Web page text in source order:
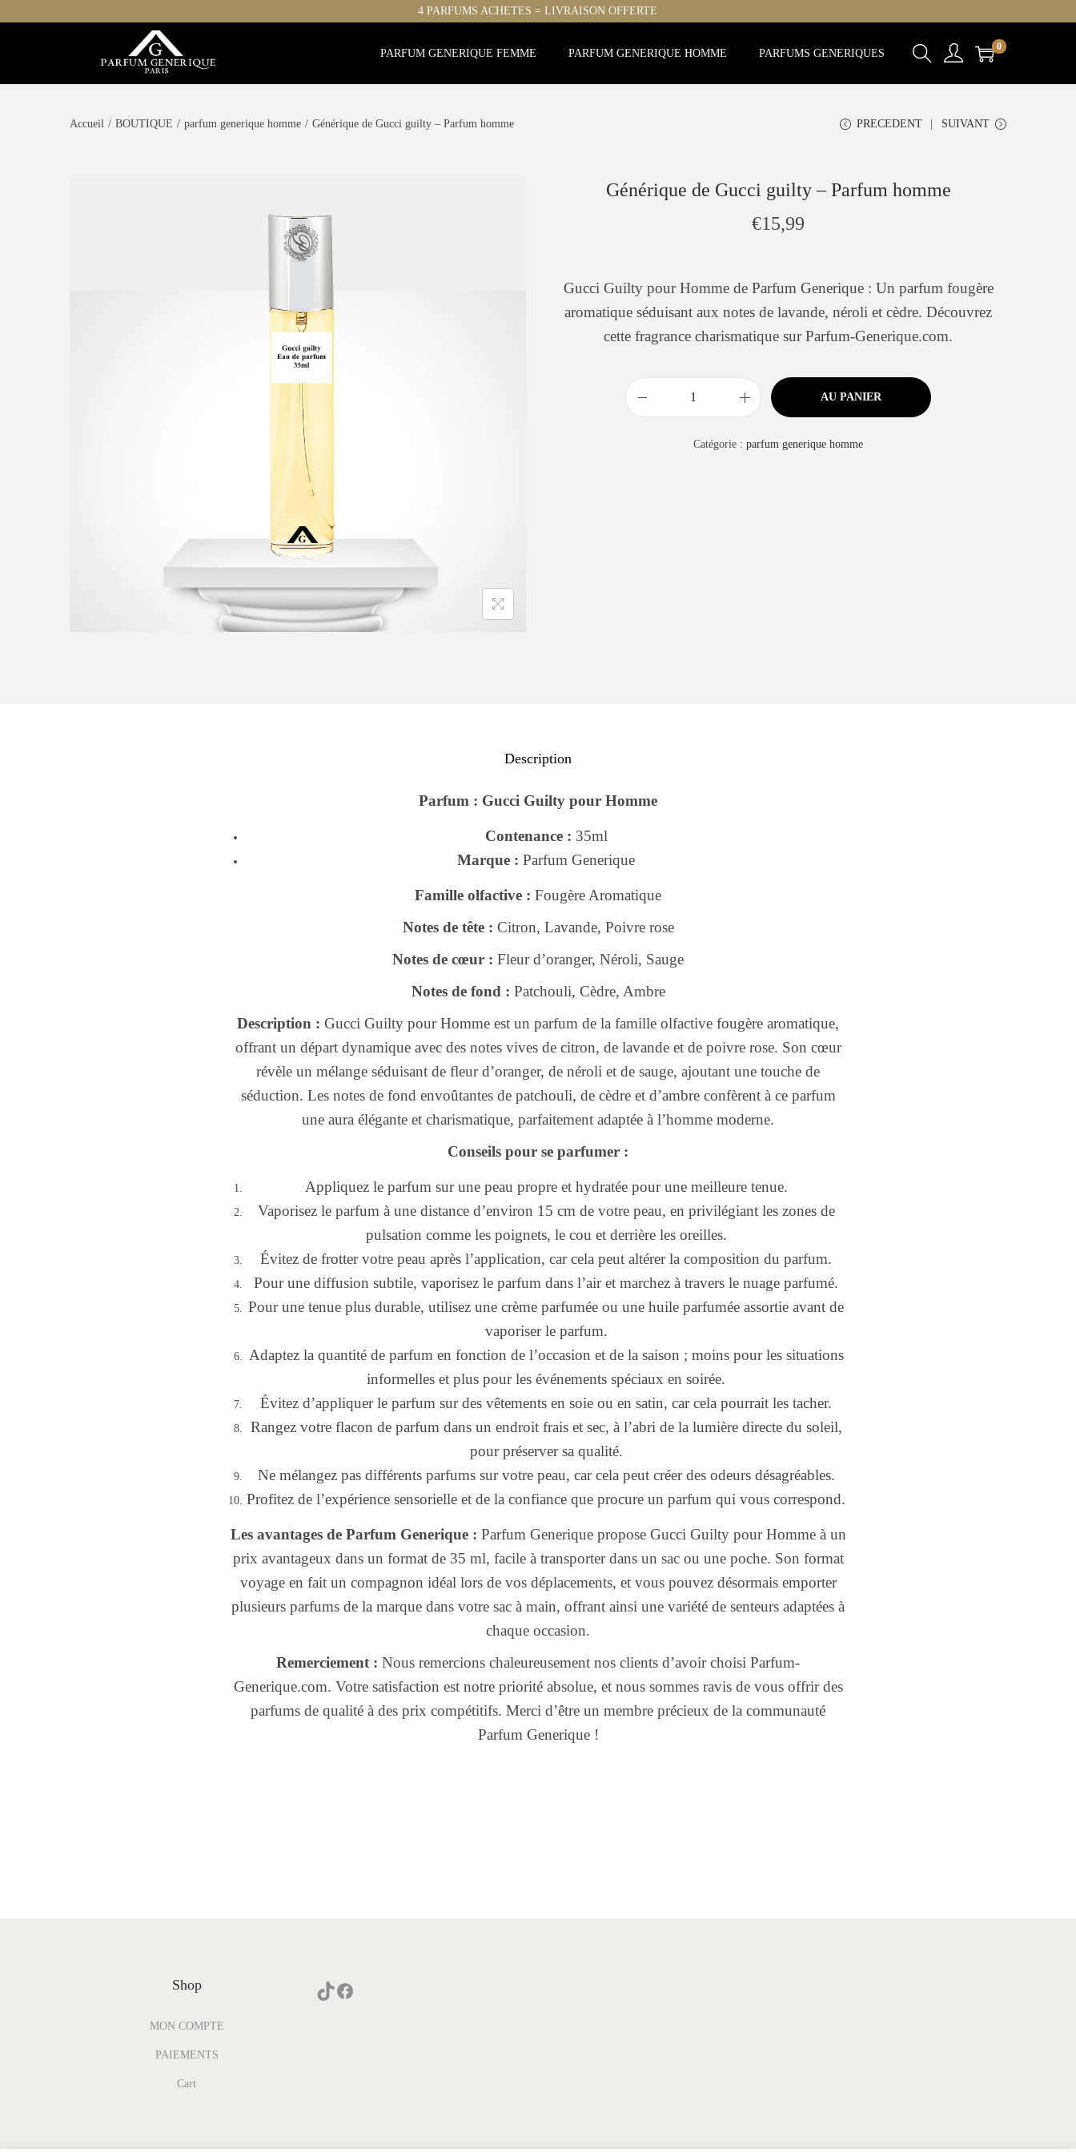
4 PARFUMS ACHETES = LIVRAISON OFFERTE
PARFUM GENERIQUE FEMME PARFUM GENERIQUE HOMME PARFUMS GENERIQUES
0
Accueil / BOUTIQUE / parfum generique homme / Générique de Gucci guilty – Parfum homme PRECEDENT SUIVANT
Générique de Gucci guilty – Parfum homme
€15,99
Gucci Guilty pour Homme de Parfum Generique : Un parfum fougère
aromatique séduisant aux notes de lavande, néroli et cèdre. Découvrez
cette fragrance charismatique sur Parfum-Generique.com.
AU PANIER
Catégorie : parfum generique homme
Description
Parfum : Gucci Guilty pour Homme
Contenance : 35ml
Marque : Parfum Generique
Famille olfactive : Fougère Aromatique
Notes de tête : Citron, Lavande, Poivre rose
Notes de cœur : Fleur d’oranger, Néroli, Sauge
Notes de fond : Patchouli, Cèdre, Ambre
Description : Gucci Guilty pour Homme est un parfum de la famille olfactive fougère aromatique,
offrant un départ dynamique avec des notes vives de citron, de lavande et de poivre rose. Son cœur
révèle un mélange séduisant de fleur d’oranger, de néroli et de sauge, ajoutant une touche de
séduction. Les notes de fond envoûtantes de patchouli, de cèdre et d’ambre confèrent à ce parfum
une aura élégante et charismatique, parfaitement adaptée à l’homme moderne.
Conseils pour se parfumer :
Appliquez le parfum sur une peau propre et hydratée pour une meilleure tenue.
Vaporisez le parfum à une distance d’environ 15 cm de votre peau, en privilégiant les zones de
pulsation comme les poignets, le cou et derrière les oreilles.
Évitez de frotter votre peau après l’application, car cela peut altérer la composition du parfum.
Pour une diffusion subtile, vaporisez le parfum dans l’air et marchez à travers le nuage parfumé.
Pour une tenue plus durable, utilisez une crème parfumée ou une huile parfumée assortie avant de
vaporiser le parfum.
Adaptez la quantité de parfum en fonction de l’occasion et de la saison ; moins pour les situations
informelles et plus pour les événements spéciaux en soirée.
Évitez d’appliquer le parfum sur des vêtements en soie ou en satin, car cela pourrait les tacher.
Rangez votre flacon de parfum dans un endroit frais et sec, à l’abri de la lumière directe du soleil,
pour préserver sa qualité.
Ne mélangez pas différents parfums sur votre peau, car cela peut créer des odeurs désagréables.
Profitez de l’expérience sensorielle et de la confiance que procure un parfum qui vous correspond.
Les avantages de Parfum Generique : Parfum Generique propose Gucci Guilty pour Homme à un
prix avantageux dans un format de 35 ml, facile à transporter dans un sac ou une poche. Son format
voyage en fait un compagnon idéal lors de vos déplacements, et vous pouvez désormais emporter
plusieurs parfums de la marque dans votre sac à main, offrant ainsi une variété de senteurs adaptées à
chaque occasion.
Remerciement : Nous remercions chaleureusement nos clients d’avoir choisi Parfum-
Generique.com. Votre satisfaction est notre priorité absolue, et nous sommes ravis de vous offrir des
parfums de qualité à des prix compétitifs. Merci d’être un membre précieux de la communauté
Parfum Generique !
Shop
MON COMPTE
PAIEMENTS
Cart